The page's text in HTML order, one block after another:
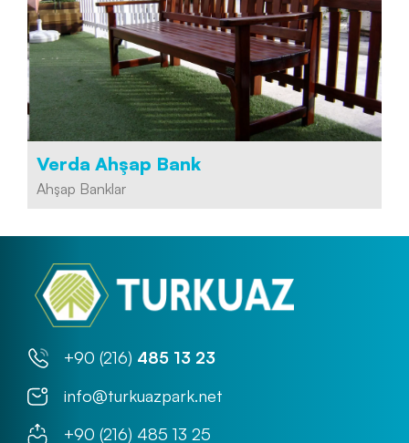
Verda Ahşap Bank
Ahşap Banklar
+90 (216) 485 13 23
info@turkuazpark.net
+90 (216) 485 13 25